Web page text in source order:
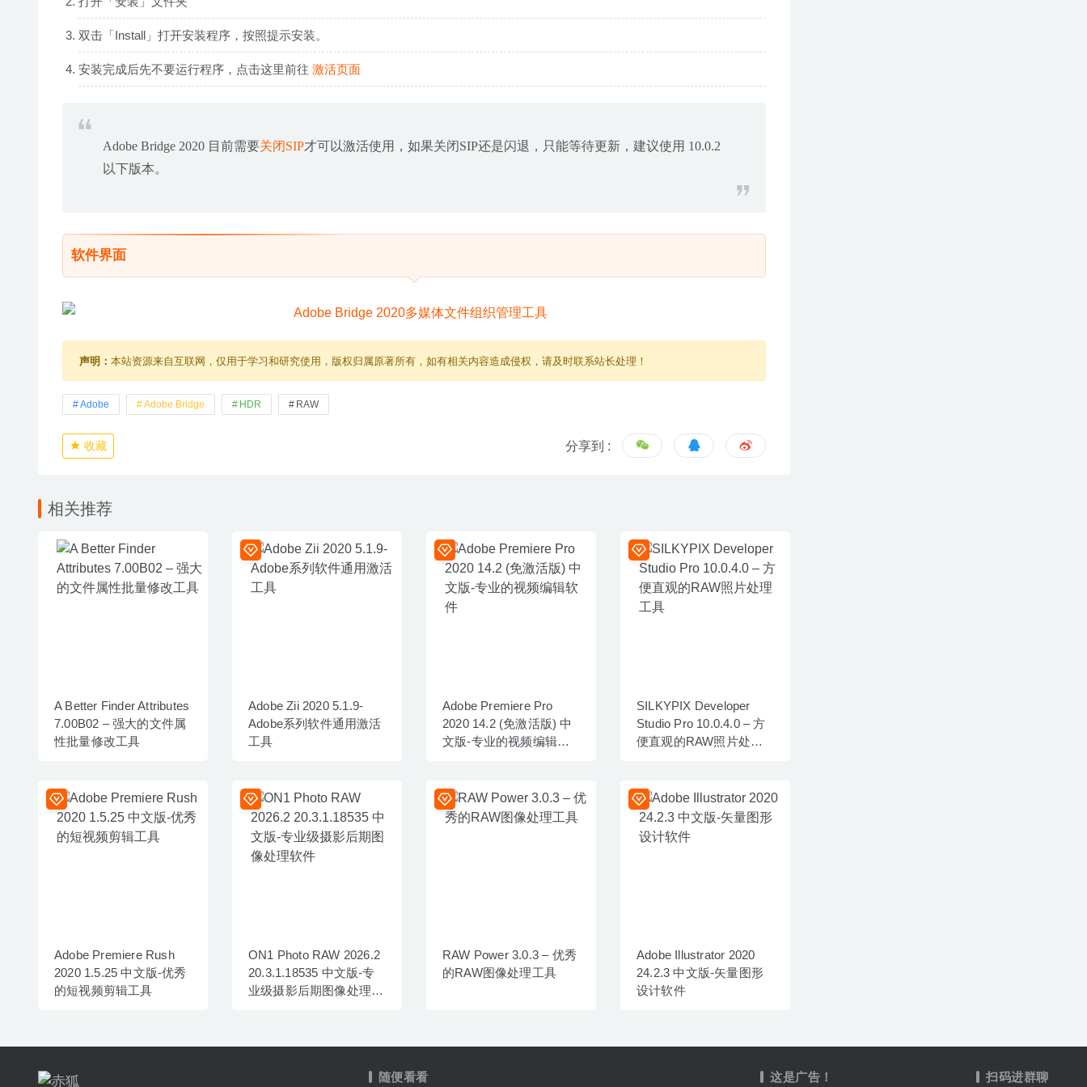
双击「Install」打开安装程序，按照提示安装。
安装完成后先不要运行程序，点击这里前往 激活页面
Adobe Bridge 2020 目前需要关闭SIP才可以激活使用，如果关闭SIP还是闪退，只能等待更新，建议使用 10.0.2
以下版本。
软件界面
声明： 本站资源来自互联网，仅用于学习和研究使用，版权归属原著所有，如有相关内容造成侵权，请及时联系站长处理！
Adobe Adobe Bridge HDR RAW
收藏 分享到 :
相关推荐
A Better Finder Attributes
7.00B02 – 强大的文件属
性批量修改工具
Adobe Zii 2020 5.1.9-
Adobe系列软件通用激活
工具
Adobe Premiere Pro
2020 14.2 (免激活版) 中
文版-专业的视频编辑软
SILKYPIX Developer
Studio Pro 10.0.4.0 – 方
便直观的RAW照片处理
Adobe Premiere Rush
2020 1.5.25 中文版-优秀
的短视频剪辑工具
ON1 Photo RAW 2026.2
20.3.1.18535 中文版-专
业级摄影后期图像处理软
RAW Power 3.0.3 – 优秀
的RAW图像处理工具
Adobe Illustrator 2020
24.2.3 中文版-矢量图形
设计软件
随便看看 这是广告！ 扫码进群聊